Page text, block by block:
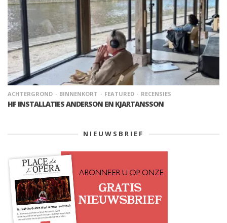
ACHTERGROND BINNENKORT FEATURED RECENSIES
HF INSTALLATIES ANDERSON EN KJARTANSSON
NIEUWSBRIEF